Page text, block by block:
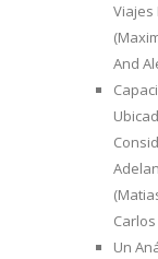
Viajes
And
Un